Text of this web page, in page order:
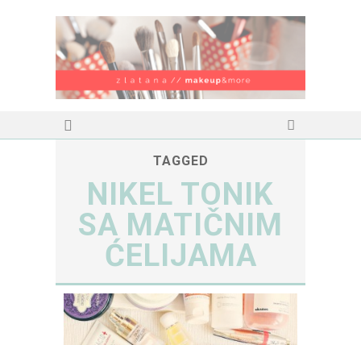
TAGGED
NIKEL TONIK
SA MATIČNIM
ĆELIJAMA